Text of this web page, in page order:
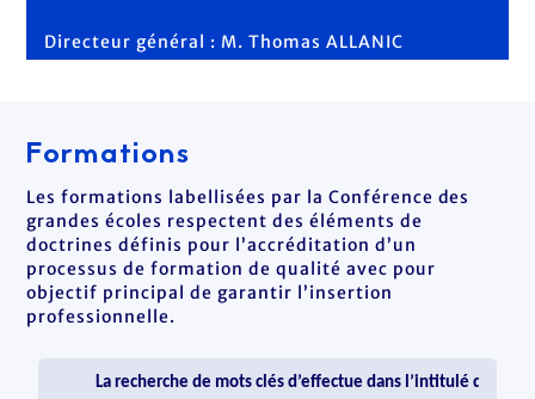
Directeur général : M. Thomas ALLANIC
Formations
Les formations labellisées par la Conférence des
grandes écoles respectent des éléments de
doctrines définis pour l’accréditation d’un
processus de formation de qualité avec pour
objectif principal de garantir l’insertion
professionnelle.